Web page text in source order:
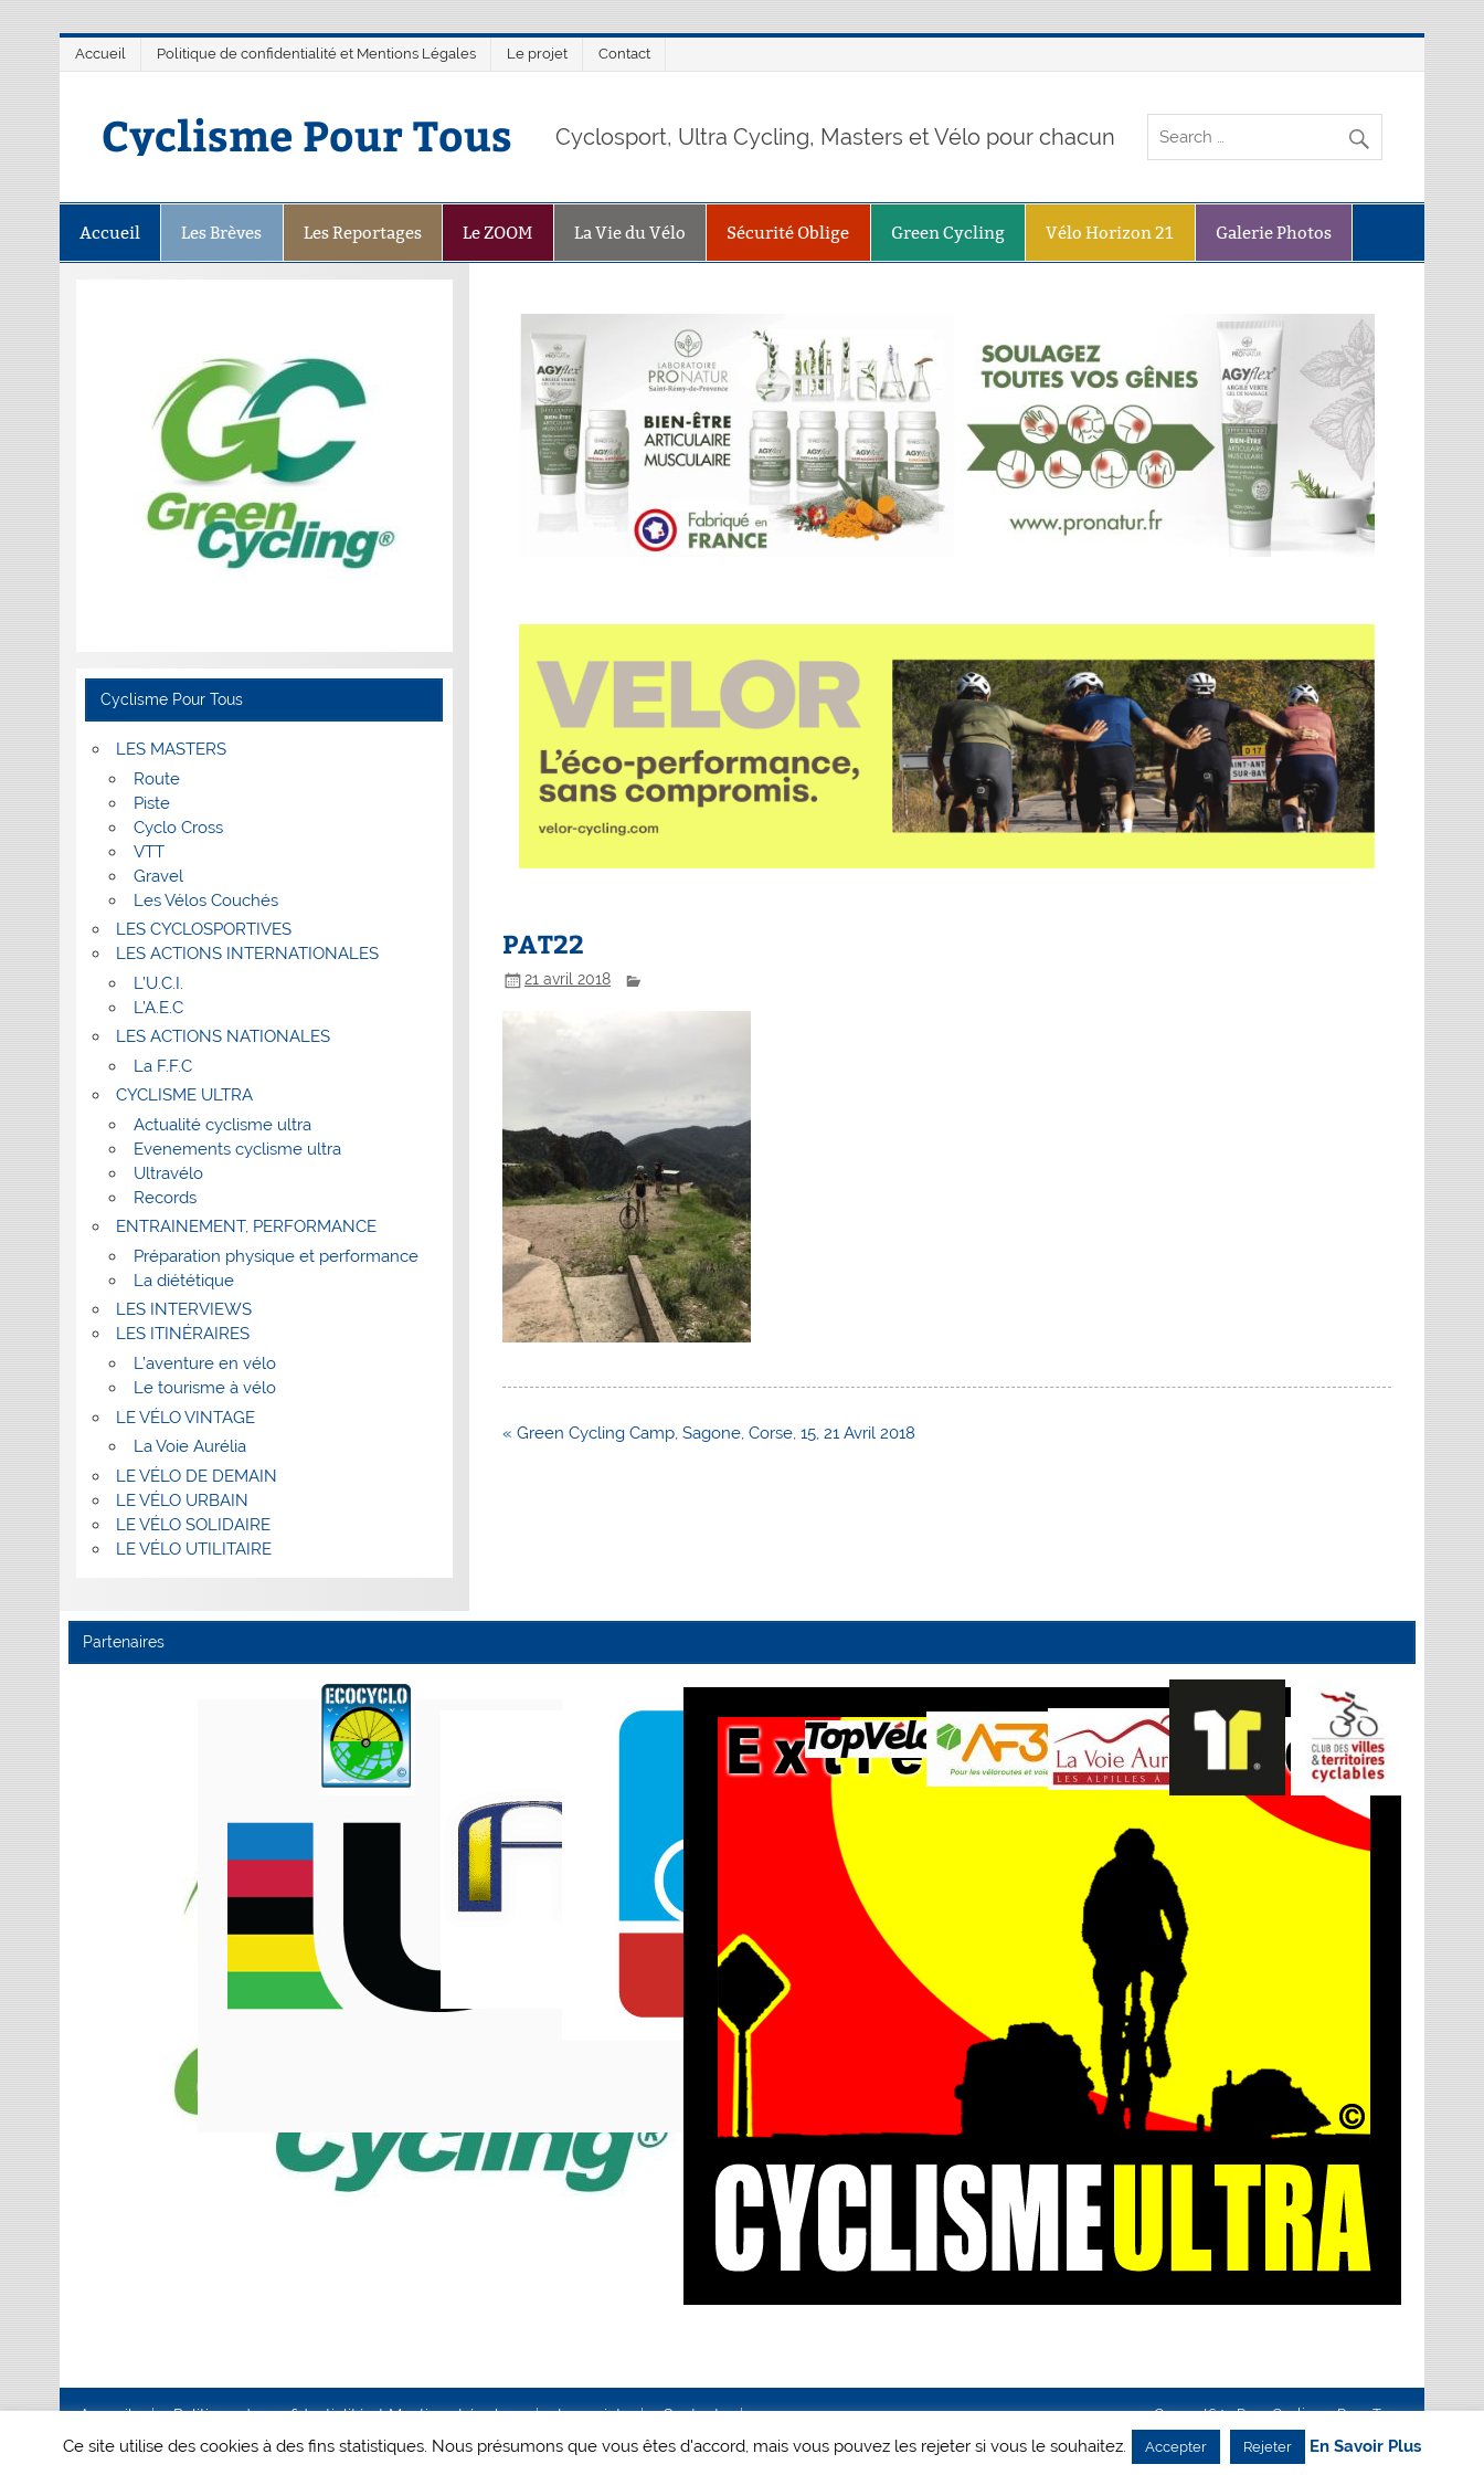
Accueil Politique de confidentialité et Mentions Légales Le projet Contact
Cyclisme Pour Tous Cyclosport, Ultra Cycling, Masters et Vélo pour chacun
Accueil Les Brèves Les Reportages Le ZOOM La Vie du Vélo Sécurité Oblige Green Cycling Vélo Horizon 21 Galerie Photos
PAT22
21 avril 2018
Navigation
« Green Cycling Camp, Sagone, Corse, 15, 21 Avril 2018
Cyclisme Pour Tous
LES MASTERS
Route
Piste
Cyclo Cross
VTT
Gravel
Les Vélos Couchés
LES CYCLOSPORTIVES
LES ACTIONS INTERNATIONALES
L’U.C.I.
L’A.E.C
LES ACTIONS NATIONALES
La F.F.C
CYCLISME ULTRA
Actualité cyclisme ultra
Evenements cyclisme ultra
Ultravélo
Records
ENTRAINEMENT, PERFORMANCE
Préparation physique et performance
La diététique
LES INTERVIEWS
LES ITINÉRAIRES
L’aventure en vélo
Le tourisme à vélo
LE VÉLO VINTAGE
La Voie Aurélia
LE VÉLO DE DEMAIN
LE VÉLO URBAIN
LE VÉLO SOLIDAIRE
LE VÉLO UTILITAIRE
Partenaires
Accueil Politique de confidentialité et Mentions Légales Le projet Contact Creanet64- Pour Cyclisme Pour Tous
Ce site utilise des cookies à des fins statistiques. Nous présumons que vous êtes d'accord, mais vous pouvez les rejeter si vous le souhaitez. Accepter Rejeter En Savoir Plus